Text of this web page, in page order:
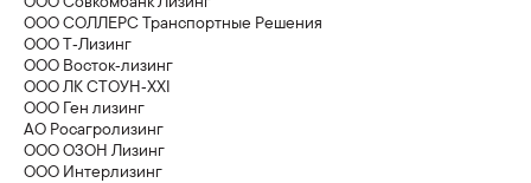
Sollers SP7/СП7
Грузовые автомобили
ООО СОЛЛЕРС Транспортные Решения
ООО Т‑Лизинг
ООО Восток‑лизинг
ООО ЛК СТОУН‑XXI
ООО Ген лизинг
АО Росагролизинг
ООО ОЗОН Лизинг
ООО Интерлизинг